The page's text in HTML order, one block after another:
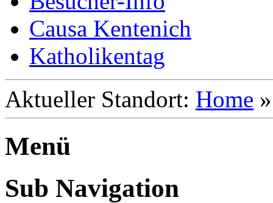
Causa Kentenich
Katholikentag
Aktueller Standort: Home
Menü
Sub Navigation